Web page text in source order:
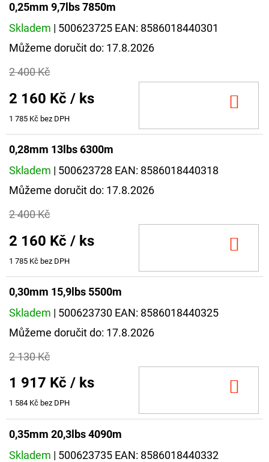
0,25mm 9,7lbs 7850m
Skladem | 500623725 EAN: 8586018440301
Můžeme doručit do: 17.8.2026
2 400 Kč
2 160 Kč / ks
1 785 Kč bez DPH
0,28mm 13lbs 6300m
Skladem | 500623728 EAN: 8586018440318
Můžeme doručit do: 17.8.2026
2 400 Kč
2 160 Kč / ks
1 785 Kč bez DPH
0,30mm 15,9lbs 5500m
Skladem | 500623730 EAN: 8586018440325
Můžeme doručit do: 17.8.2026
2 130 Kč
1 917 Kč / ks
1 584 Kč bez DPH
0,35mm 20,3lbs 4090m
Skladem | 500623735 EAN: 8586018440332